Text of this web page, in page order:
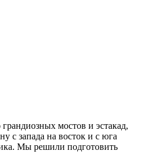
грандиозных мостов и эстакад,
с запада на восток и с юга
Мы решили подготовить